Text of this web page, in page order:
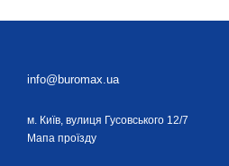
info@buromax.ua
м. Київ, вулиця Гусовського 12/7
Мапа проїзду